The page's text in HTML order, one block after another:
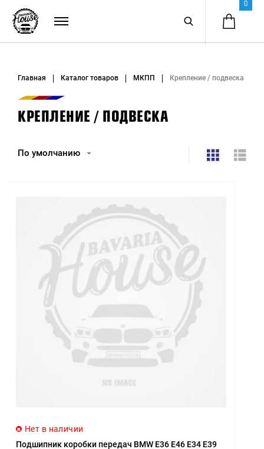
0
Главная Каталог товаров МКПП Крепление / подвеска
КРЕПЛЕНИЕ / ПОДВЕСКА
По умолчанию
Название (Я - А)
Цена (низкая > высокая)
Цена (высокая > низкая)
высокого)
Рейтинг (начиная с
низкого)
Нет в наличии
Подшипник коробки передач BMW E36 E46 E34 E39